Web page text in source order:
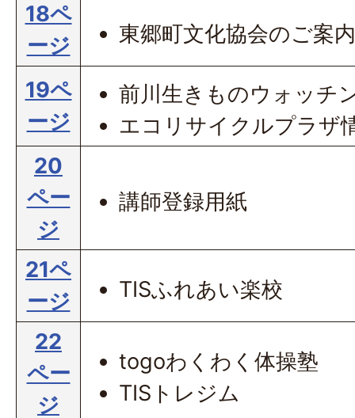
18ペ
ージ
東郷町文化協会のご案
19ペ
ージ
前川生きものウォッチ
エコリサイクルプラザ
20
ペー
ジ
講師登録用紙
21ペ
ージ
TISふれあい楽校
22
ペー
ジ
togoわくわく体操塾
TISトレジム